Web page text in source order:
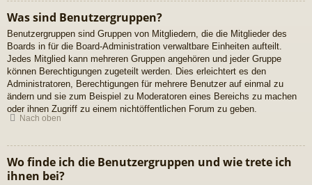
Was sind Benutzergruppen?
Benutzergruppen sind Gruppen von Mitgliedern, die die Mitglieder des
Boards in für die Board-Administration verwaltbare Einheiten aufteilt.
Jedes Mitglied kann mehreren Gruppen angehören und jeder Gruppe
können Berechtigungen zugeteilt werden. Dies erleichtert es den
Administratoren, Berechtigungen für mehrere Benutzer auf einmal zu
ändern und sie zum Beispiel zu Moderatoren eines Bereichs zu machen
oder ihnen Zugriff zu einem nichtöffentlichen Forum zu geben.
Nach oben
Wo finde ich die Benutzergruppen und wie trete ich
ihnen bei?